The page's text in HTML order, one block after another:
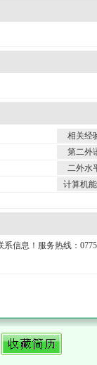
相关经
第二外
二外水
计算机
系信息！服务热线：